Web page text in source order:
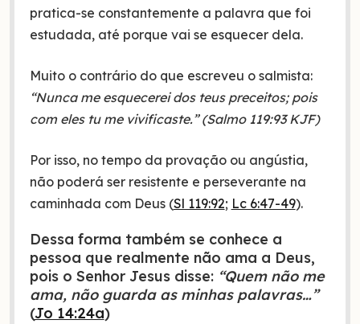
pratica-se constantemente a palavra que foi
estudada, até porque vai se esquecer dela.
Muito o contrário do que escreveu o salmista:
“Nunca me esquecerei dos teus preceitos; pois
com eles tu me vivificaste.” (Salmo 119:93 KJF)
Por isso, no tempo da provação ou angústia,
não poderá ser resistente e perseverante na
caminhada com Deus (Sl 119:92; Lc 6:47-49).
Dessa forma também se conhece a
pessoa que realmente não ama a Deus,
pois o Senhor Jesus disse: “Quem não me
ama, não guarda as minhas palavras…”
(Jo 14:24a)